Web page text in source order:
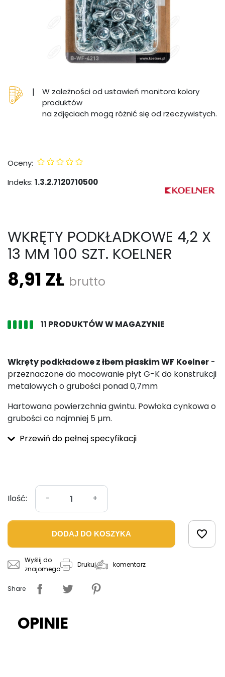
|
W zależności od ustawień monitora kolory
produktów
na zdjęciach mogą różnić się od rzeczywistych.
Oceny:
Indeks: 1.3.2.7120710500
WKRĘTY PODKŁADKOWE 4,2 X
13 MM 100 SZT. KOELNER
8,91 ZŁ brutto
11 PRODUKTÓW W MAGAZYNIE
Wkręty podkładowe z łbem płaskim WF Koelner -
przeznaczone do mocowanie płyt G-K do konstrukcji
metalowych o grubości ponad 0,7mm
Hartowana powierzchnia gwintu. Powłoka cynkowa o
grubości co najmniej 5 µm.
Przewiń do pełnej specyfikacji
Ilość: - +
DODAJ DO KOSZYKA favorite_border
Wyślij do
znajomego
Drukuj komentarz
Share
OPINIE